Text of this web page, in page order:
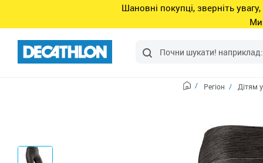
Шановні покупці, зверніть
Ми
Регіон Дітям